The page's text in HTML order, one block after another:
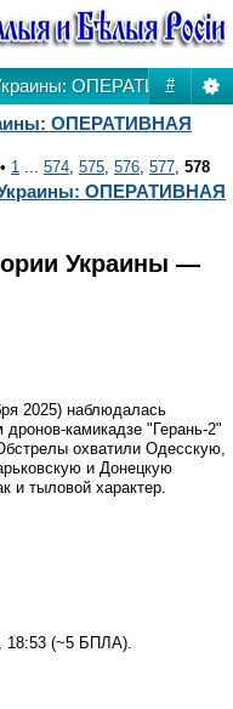
#
ОПЕРАТИВНАЯ
ОПЕРАТИВНАЯ
• 1 574 575 576 577 578
Украины: ОПЕРАТИВНАЯ
Украины —
2025) наблюдалась
камикадзе "Герань-2"
охватили Одесскую,
и Донецкую
и тыловой характер.
(~5 БПЛА).